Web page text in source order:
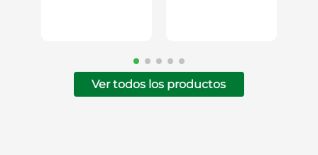
Ver todos los productos